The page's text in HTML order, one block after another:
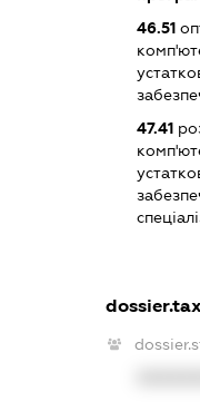
46.51
47.41
dossier.tax